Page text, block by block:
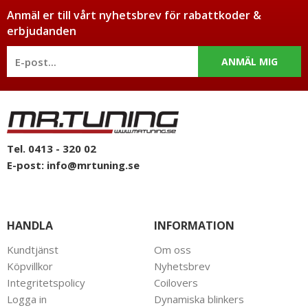
Anmäl er till vårt nyhetsbrev för rabattkoder &
erbjudanden
ANMÄL MIG
Tel. 0413 - 320 02
E-post: info@mrtuning.se
HANDLA
Kundtjänst
Köpvillkor
Integritetspolicy
Logga in
INFORMATION
Om oss
Nyhetsbrev
Coilovers
Dynamiska blinkers